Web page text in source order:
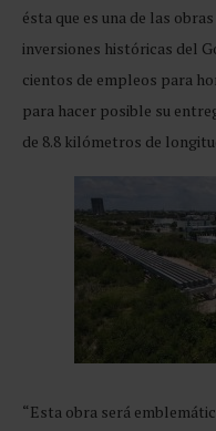
ésta que es una de las
inversiones históricas del
cientos de empleos para
para hacer posible su
de 8.8 kilómetros de
“Esta obra será